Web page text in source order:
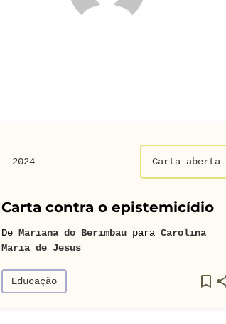
2024 Carta aberta
Carta contra o epistemicídio
De Mariana do Berimbau para Carolina
Maria de Jesus
Educação